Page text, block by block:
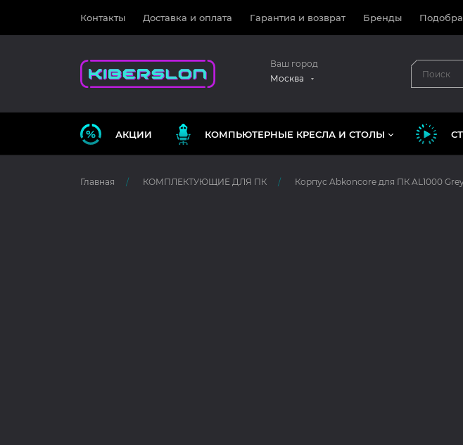
Контакты Доставка и оплата Гарантия и возврат Бренды
Ваш город
Москва
АКЦИИ КОМПЬЮТЕРНЫЕ КРЕСЛА И СТОЛЫ
Главная КОМПЛЕКТУЮЩИЕ ДЛЯ ПК Корпус Abkoncore для ПК AL1000